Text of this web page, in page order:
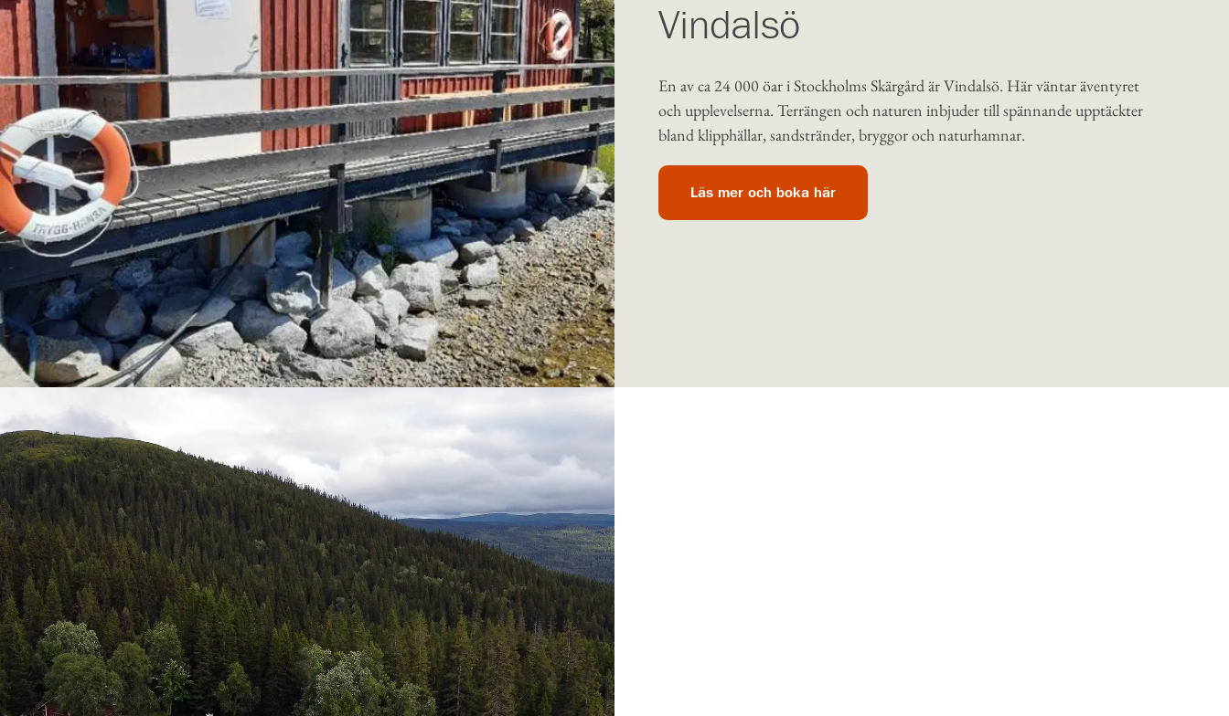
Vindalsö
En av ca 24 000 öar i Stockholms Skärgård är Vindalsö. Här väntar äventyret
och upplevelserna. Terrängen och naturen inbjuder till spännande upptäckter
bland klipphällar, sandstränder, bryggor och naturhamnar.
Läs mer och boka här
Mullfjällsstationen
Belägen vid foten av Mullfjället, ett stenkast får det mer kända skidorten Åre.
Med fjället utanför dörren och med bra kommunikationer med t.ex. tåg är
detta det perfekta boendet och destinationen för större grupper, scouter som
icke scouter, att ha som utgångspunkt för sina fjälläventyr.